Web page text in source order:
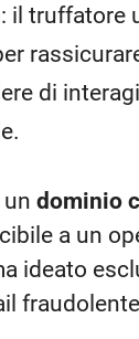
: il truffatore
di
dominio
a un
ideato